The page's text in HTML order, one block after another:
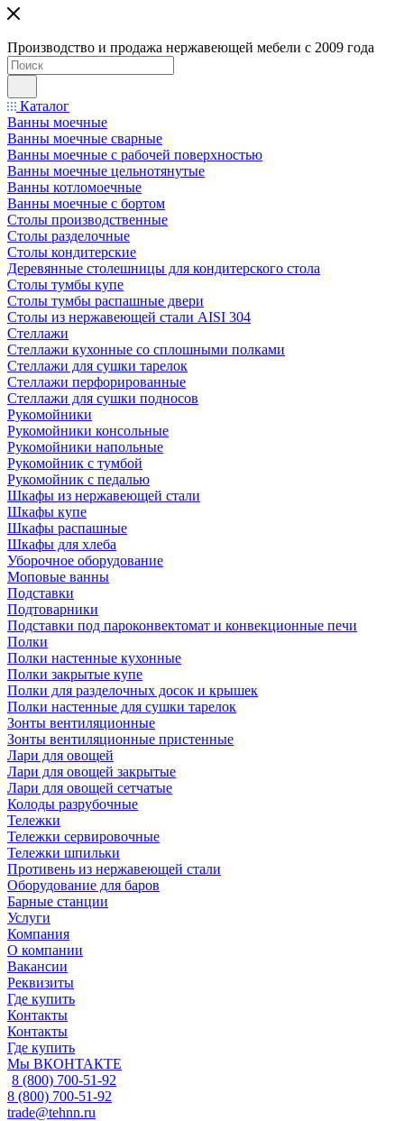
Производство и продажа нержавеющей мебели с 2009 года
Каталог
Ванны моечные
Ванны моечные сварные
Ванны моечные с рабочей поверхностью
Ванны моечные цельнотянутые
Ванны котломоечные
Ванны моечные с бортом
Столы производственные
Столы разделочные
Столы кондитерские
Деревянные столешницы для кондитерского стола
Столы тумбы купе
Столы тумбы распашные двери
Столы из нержавеющей стали AISI 304
Стеллажи
Стеллажи кухонные со сплошными полками
Стеллажи для сушки тарелок
Стеллажи перфорированные
Стеллажи для сушки подносов
Рукомойники
Рукомойники консольные
Рукомойники напольные
Рукомойник с тумбой
Рукомойник с педалью
Шкафы из нержавеющей стали
Шкафы купе
Шкафы распашные
Шкафы для хлеба
Уборочное оборудование
Моповые ванны
Подставки
Подтоварники
Подставки под пароконвектомат и конвекционные печи
Полки
Полки настенные кухонные
Полки закрытые купе
Полки для разделочных досок и крышек
Полки настенные для сушки тарелок
Зонты вентиляционные
Зонты вентиляционные пристенные
Лари для овощей
Лари для овощей закрытые
Лари для овощей сетчатые
Колоды разрубочные
Тележки
Тележки сервировочные
Тележки шпильки
Противень из нержавеющей стали
Оборудование для баров
Барные станции
Услуги
Компания
О компании
Вакансии
Реквизиты
Где купить
Контакты
Контакты
Где купить
Мы ВКОНТАКТЕ
8 (800) 700-51-92
8 (800) 700-51-92
trade@tehnn.ru